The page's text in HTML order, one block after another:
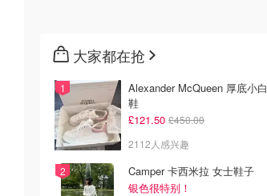
大家都在抢
Alexander McQueen 厚底小白
鞋
£121.50 £450.00
2112人感兴趣
Camper 卡西米拉 女士鞋子
银色很特别！